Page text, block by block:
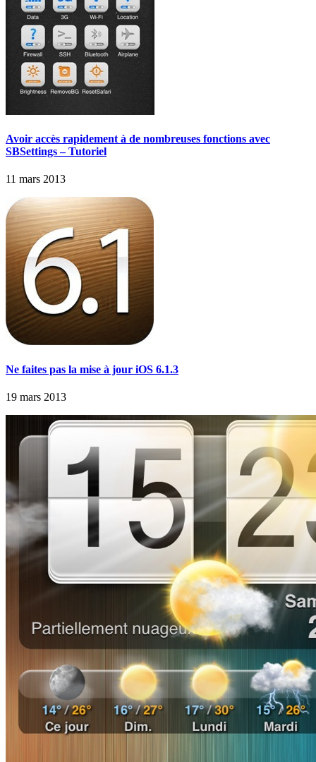
Avoir accès rapidement à de nombreuses fonctions avec
SBSettings – Tutoriel
11 mars 2013
Ne faites pas la mise à jour iOS 6.1.3
19 mars 2013